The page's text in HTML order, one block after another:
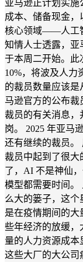
亚马逊正计划实
成本、储备现金，
核心领域——人工
知情人士透露，亚
于本周二开始。此
10%，将波及人力
的裁员数量应该是
马逊官方的公布裁
裁员的有关消息，
岗。 2025 年亚马
还有继续的裁员
裁员中起到了很大
了，AI 不是神仙
模型都需要时间。
么大的篓子，这
是在疫情期间的
些年经济的放缓，
量的人力资源成本
这些大厂的大公司